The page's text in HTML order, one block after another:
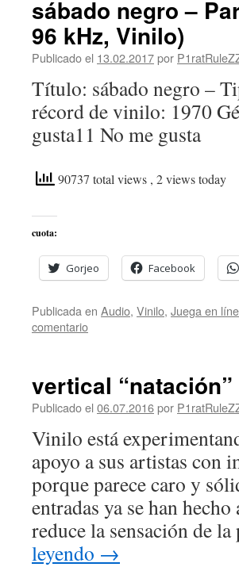
sábado negro –
96 kHz, Vinilo)
Publicado el 13.02.2017por
Título: sábado negro –
récord de vinilo: 1970
gusta11 No me gusta
90737 total views , 2 views today
cuota:
Gorjeo Facebook
Publicada en Audio, Vinilo, Juega en
comentario
vertical
Publicado el 06.07.2016por
Vinilo está
apoyo a sus artistas con
porque parece caro y
entradas ya se han
reduce la sensación de
leyendo →